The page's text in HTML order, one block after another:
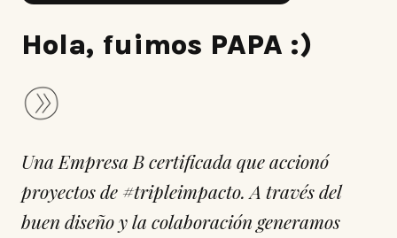
Hola, fuimos PAPA :)
Una Empresa B certificada que accionó
proyectos de #tripleimpacto. A través del
buen diseño y la colaboración generamos